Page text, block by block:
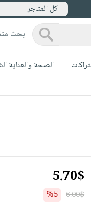
كل المتاجر
بحث
الصحة والعناية
5.70$
6.00$
%5